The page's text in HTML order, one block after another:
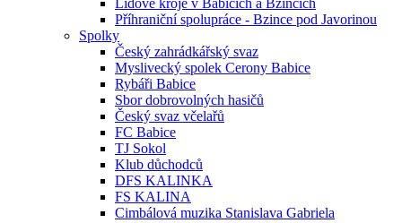
Lidové kroje v Babicích a Bzincích
Příhraniční spolupráce - Bzince pod Javorinou
Spolky
Český zahrádkářský svaz
Myslivecký spolek Cerony Babice
Rybáři Babice
Sbor dobrovolných hasičů
Český svaz včelařů
FC Babice
TJ Sokol
Klub důchodců
DFS KALINKA
FS KALINA
Cimbálová muzika Stanislava Gabriela